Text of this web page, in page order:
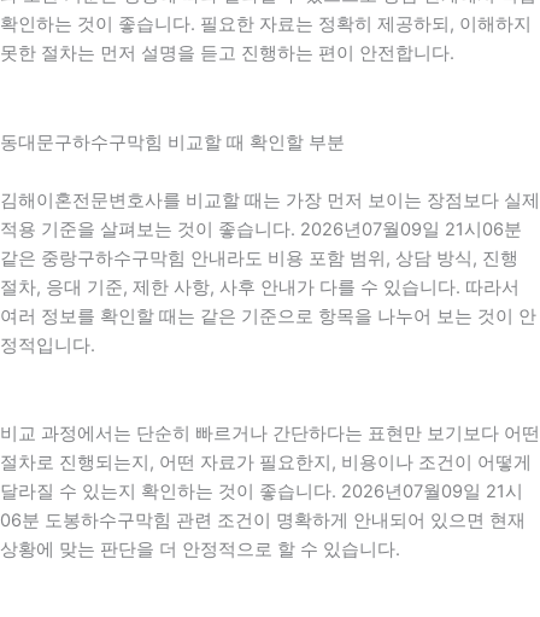
확인하는 것이 좋습니다. 필요한 자료는 정확히 제공하되, 이해하지
못한 절차는 먼저 설명을 듣고 진행하는 편이 안전합니다.
동대문구하수구막힘 비교할 때 확인할 부분
김해이혼전문변호사를 비교할 때는 가장 먼저 보이는 장점보다 실제
적용 기준을 살펴보는 것이 좋습니다. 2026년07월09일 21시06분
같은 중랑구하수구막힘 안내라도 비용 포함 범위, 상담 방식, 진행
절차, 응대 기준, 제한 사항, 사후 안내가 다를 수 있습니다. 따라서
여러 정보를 확인할 때는 같은 기준으로 항목을 나누어 보는 것이 안
정적입니다.
비교 과정에서는 단순히 빠르거나 간단하다는 표현만 보기보다 어떤
절차로 진행되는지, 어떤 자료가 필요한지, 비용이나 조건이 어떻게
달라질 수 있는지 확인하는 것이 좋습니다. 2026년07월09일 21시
06분 도봉하수구막힘 관련 조건이 명확하게 안내되어 있으면 현재
상황에 맞는 판단을 더 안정적으로 할 수 있습니다.